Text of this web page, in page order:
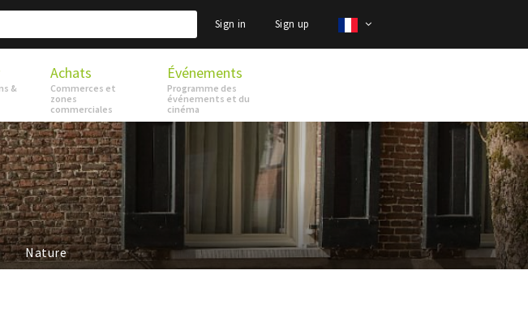
Sign in Sign up
&
Achats
Commerces et
zones
commerciales
Événements
Programme des
événements et du
cinéma
Nature